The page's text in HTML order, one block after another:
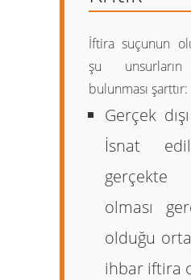
İftira suçunun
şu
bulunması şarttır:
Gerçek
İsnat
gerçekte
olması
olduğu
ihbar iftira